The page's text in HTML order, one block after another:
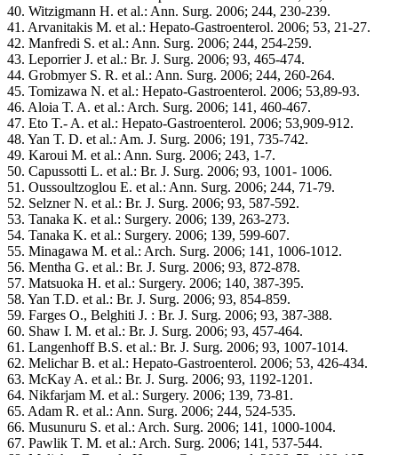
40. Witzigmann H. et al.: Ann. Surg. 2006; 244, 230-239.
41. Arvanitakis M. et al.: Hepato-Gastroenterol. 2006; 53, 21-27.
42. Manfredi S. et al.: Ann. Surg. 2006; 244, 254-259.
43. Leporrier J. et al.: Br. J. Surg. 2006; 93, 465-474.
44. Grobmyer S. R. et al.: Ann. Surg. 2006; 244, 260-264.
45. Tomizawa N. et al.: Hepato-Gastroenterol. 2006; 53,89-93.
46. Aloia T. A. et al.: Arch. Surg. 2006; 141, 460-467.
47. Eto T.- A. et al.: Hepato-Gastroenterol. 2006; 53,909-912.
48. Yan T. D. et al.: Am. J. Surg. 2006; 191, 735-742.
49. Karoui M. et al.: Ann. Surg. 2006; 243, 1-7.
50. Capussotti L. et al.: Br. J. Surg. 2006; 93, 1001- 1006.
51. Oussoultzoglou E. et al.: Ann. Surg. 2006; 244, 71-79.
52. Selzner N. et al.: Br. J. Surg. 2006; 93, 587-592.
53. Tanaka K. et al.: Surgery. 2006; 139, 263-273.
54. Tanaka K. et al.: Surgery. 2006; 139, 599-607.
55. Minagawa M. et al.: Arch. Surg. 2006; 141, 1006-1012.
56. Mentha G. et al.: Br. J. Surg. 2006; 93, 872-878.
57. Matsuoka H. et al.: Surgery. 2006; 140, 387-395.
58. Yan T.D. et al.: Br. J. Surg. 2006; 93, 854-859.
59. Farges O., Belghiti J. : Br. J. Surg. 2006; 93, 387-388.
60. Shaw I. M. et al.: Br. J. Surg. 2006; 93, 457-464.
61. Langenhoff B.S. et al.: Br. J. Surg. 2006; 93, 1007-1014.
62. Melichar B. et al.: Hepato-Gastroenterol. 2006; 53, 426-434.
63. McKay A. et al.: Br. J. Surg. 2006; 93, 1192-1201.
64. Nikfarjam M. et al.: Surgery. 2006; 139, 73-81.
65. Adam R. et al.: Ann. Surg. 2006; 244, 524-535.
66. Musunuru S. et al.: Arch. Surg. 2006; 141, 1000-1004.
67. Pawlik T. M. et al.: Arch. Surg. 2006; 141, 537-544.